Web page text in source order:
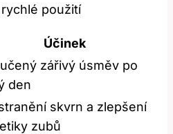
použití
Účinek
zářivý úsměv ‍po
den
skvrn a zlepšení
zubů